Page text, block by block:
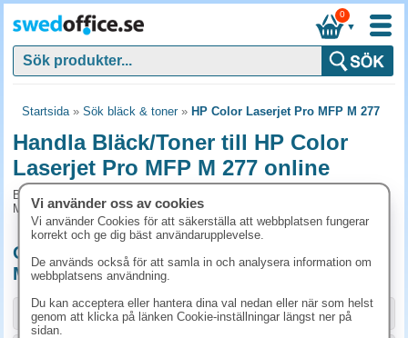
▼
0
Startsida» Sök bläck & toner» HP Color Laserjet Pro MFP M 277
Handla Bläck/Toner till HP Color
Laserjet Pro MFP M 277 online
Bläck/Toner och tillbehör som passar till HP Color Laserjet Pro
MFP M 277
Originalprodukter till HP Color Laserjet Pro
MFP M 277
Storlek / info Art.nr
Vi använder oss av cookies
Vi använder Cookies för att säkerställa att webbplatsen fungerar
korrekt och ge dig bäst användarupplevelse.
De används också för att samla in och analysera information om
webbplatsens användning.
Du kan acceptera eller hantera dina val nedan eller när som helst
genom att klicka på länken Cookie-inställningar längst ner på
sidan.